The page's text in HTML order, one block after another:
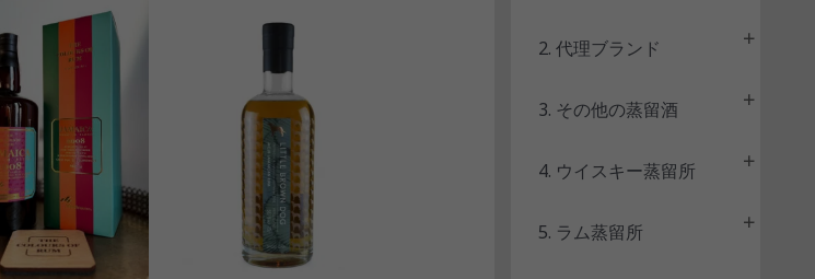
2. 代理ブランド
3. その他の蒸留酒
4. ウイスキー蒸留所
5. ラム蒸留所